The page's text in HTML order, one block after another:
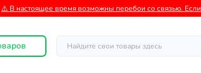
⚠️ В настоящее время возможны перебои со связью.